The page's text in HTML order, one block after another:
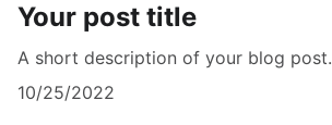
Your post title
A short description of your blog post.
10/25/2022